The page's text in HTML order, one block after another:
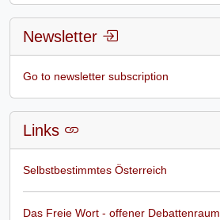
Newsletter
Go to newsletter subscription
Links
Selbstbestimmtes Österreich
Das Freie Wort - offener Debattenraum